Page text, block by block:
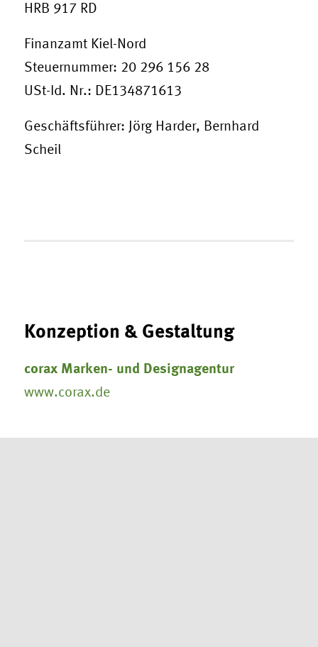
HRB 917 RD
Finanzamt Kiel-Nord
Steuernummer: 20 296 156 28
USt-Id. Nr.: DE134871613
Geschäftsführer: Jörg Harder, Bernhard
Scheil
Konzeption & Gestaltung
corax Marken- und Designagentur
www.corax.de